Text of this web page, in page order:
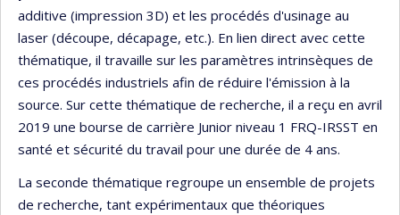
additive (impression 3D) et les procédés d'usinage au
laser (découpe, décapage, etc.). En lien direct avec cette
thématique, il travaille sur les paramètres intrinsèques de
ces procédés industriels afin de réduire l'émission à la
source. Sur cette thématique de recherche, il a reçu en avril
2019 une bourse de carrière Junior niveau 1 FRQ-IRSST en
santé et sécurité du travail pour une durée de 4 ans.
La seconde thématique regroupe un ensemble de projets
de recherche, tant expérimentaux que théoriques